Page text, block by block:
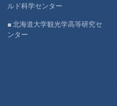
ルド科学センター
■ 北海道大学観光学高等研究セ
ンター